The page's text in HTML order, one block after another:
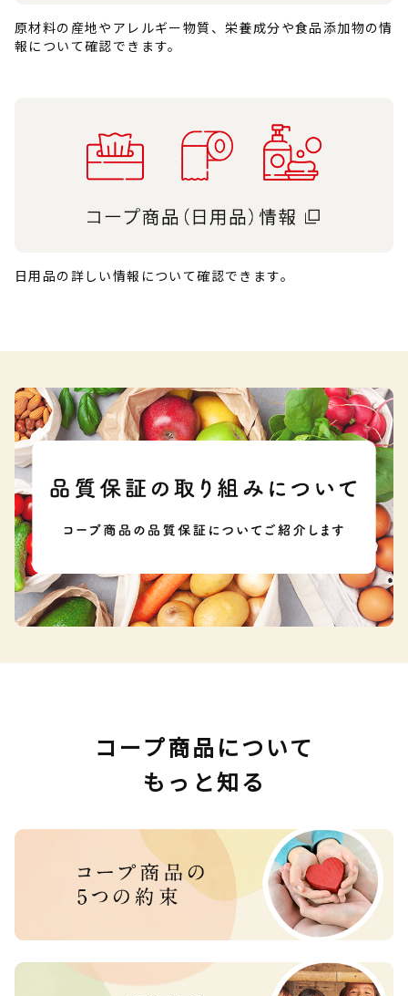
原材料の産地やアレルギー物質、栄養成分や食品添加物の情
報について確認できます。
日用品の詳しい情報について確認できます。
コープ商品について
もっと知る